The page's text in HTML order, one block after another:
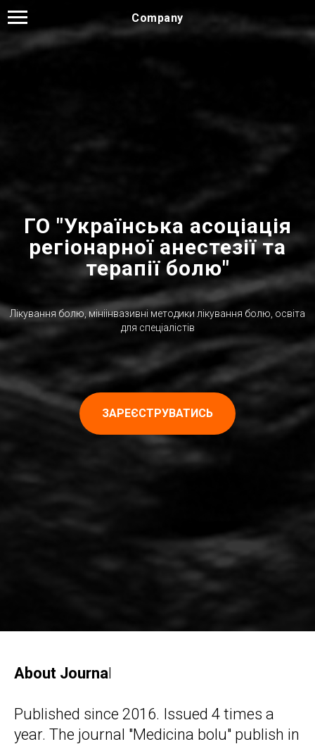
Company
ГО "Українська асоціація
регіонарної анecтезії та
терапії болю"
Лікування болю, мініінвазивні методики лікування болю, освіта
для спеціалістів
ЗАРЕЄСТРУВАТИСЬ
About Journal
Published since 2016. Issued 4 times a
year. The journal "Medicina bolu" publish in